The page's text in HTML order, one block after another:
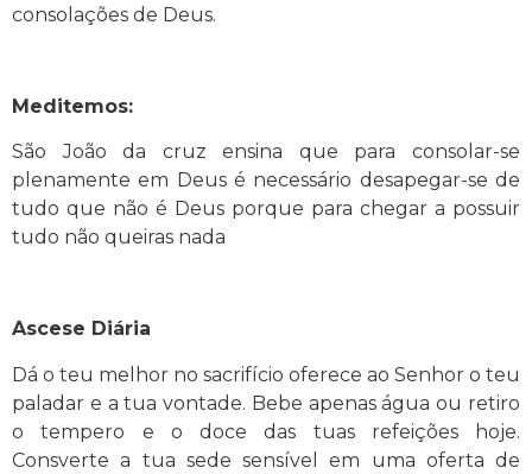
consolações de Deus.
Meditemos:
São João da cruz ensina que para consolar-se
plenamente em Deus é necessário desapegar-se de
tudo que não é Deus porque para chegar a possuir
tudo não queiras nada
Ascese Diária
Dá o teu melhor no sacrifício oferece ao Senhor o teu
paladar e a tua vontade. Bebe apenas água ou retiro
o tempero e o doce das tuas refeições hoje.
Consverte a tua sede sensível em uma oferta de